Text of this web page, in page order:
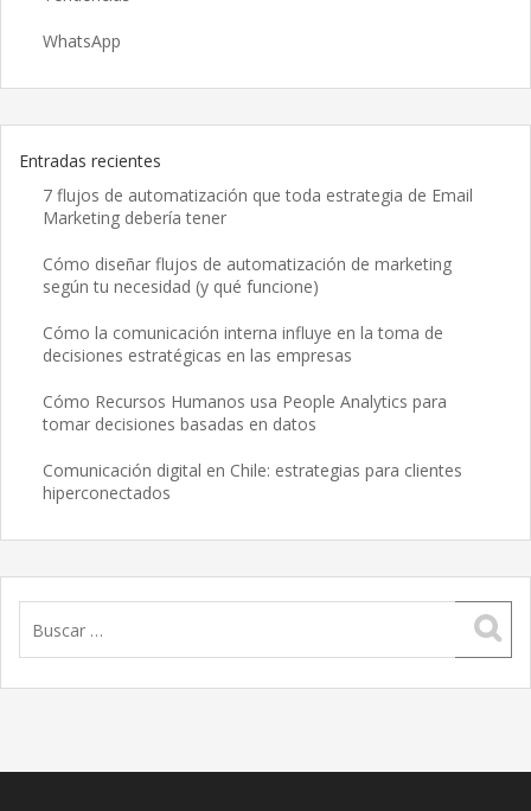
WhatsApp
Entradas recientes
7 flujos de automatización que toda estrategia de Email
Marketing debería tener
Cómo diseñar flujos de automatización de marketing
según tu necesidad (y qué funcione)
Cómo la comunicación interna influye en la toma de
decisiones estratégicas en las empresas
Cómo Recursos Humanos usa People Analytics para
tomar decisiones basadas en datos
Comunicación digital en Chile: estrategias para clientes
hiperconectados